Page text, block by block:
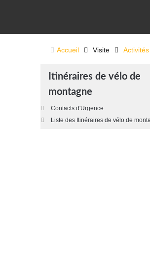
Accueil Visite Activités
Itinéraires de vélo de
montagne
Contacts d'Urgence
Liste des Itinéraires de vélo de